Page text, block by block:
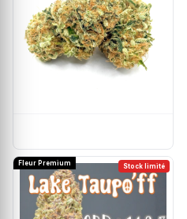
Stock limité
Fleur Premium